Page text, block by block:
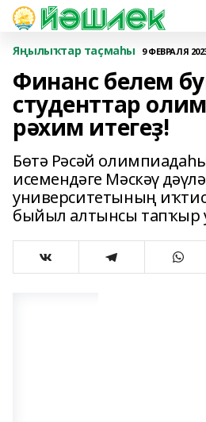
Яңылыҡтар таҫмаһы 9 ФЕВРАЛЯ
Финанс белем
студенттар
рәхим итегеҙ!
Бөтә Рәсәй
исемендәге Мәскәү
университетының
быйыл алтынсы тапҡыр